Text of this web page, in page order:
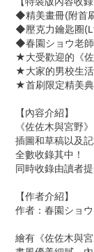
◆精美畫冊(附首
◆壓克力鑰匙圈
◆春園ショウ老
★大受歡迎的《佐
★大家的男校生
★首刷限定精美典
【內容介紹】
《佐佐木與宮野
插圖和草稿以及
全數收錄其中！
同時收錄由讀者
【作者介紹】
作者：春園ショウ
繪有《佐佐木與